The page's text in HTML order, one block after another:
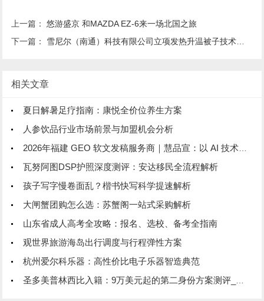
上一篇：悠游盛京 和MAZDA EZ-6来一场北国之旅
下一篇： 雪尼尔（南通）科技有限公司立项发热升温被子技术规范团体标准
相关文章
夏日解暑足疗指南：康悦全价位养生方案
人参饮品行业市场前景与加盟机会分析
2026年福建 GEO 软文发稿服务商｜慧品宣：以 AI 技术赋能品牌全域传播
瓦努阿图DSP护照深度测评：安达移民全流程解析
孩子写字慢卷面乱？楷书快写科学提速解析
大闸蟹团购怎么选：苏蟹阁一站式采购解析
山东省成人高考全攻略：报名、选校、备考全指南
观世界旅游海岛出行调度与行程弹性方案
杭州爱尔科乐器：高性价比电子乐器智造典范
圣多美普林西比入籍：9万美元起的第二身份方案测评_安达出国